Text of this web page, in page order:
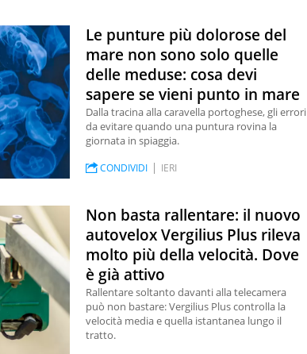
Le punture più dolorose del
mare non sono solo quelle
delle meduse: cosa devi
sapere se vieni punto in mare
Dalla tracina alla caravella portoghese, gli errori
da evitare quando una puntura rovina la
giornata in spiaggia.
CONDIVIDI IERI
Non basta rallentare: il nuovo
autovelox Vergilius Plus rileva
molto più della velocità. Dove
è già attivo
Rallentare soltanto davanti alla telecamera
può non bastare: Vergilius Plus controlla la
velocità media e quella istantanea lungo il
tratto.